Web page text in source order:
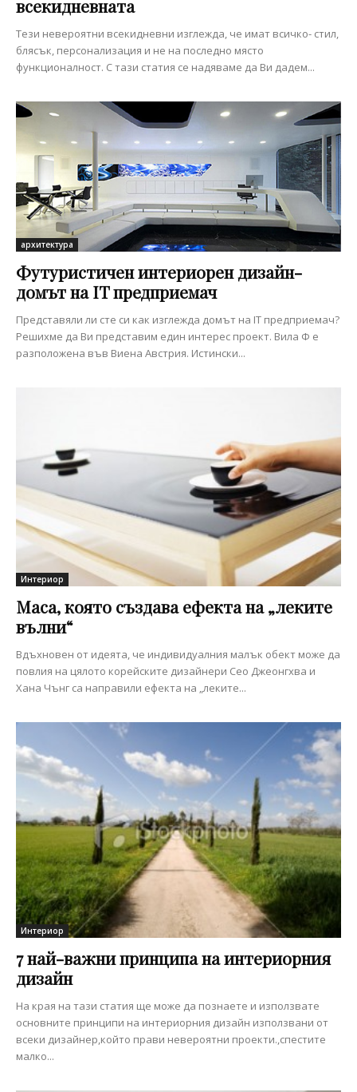
всекидневната
Тези невероятни всекидневни изглежда, че имат всичко- стил,
блясък, персонализация и не на последно място
функционалност. С тази статия се надяваме да Ви дадем...
архитектура
Футуристичен интериорен дизайн-
домът на IT предприемач
Представяли ли сте си как изглежда домът на IT предприемач?
Решихме да Ви представим един интерес проект. Вила Ф е
разположена във Виена Австрия. Истински...
Интериор
Маса, която създава ефекта на „леките
вълни“
Вдъхновен от идеята, че индивидуалния малък обект може да
повлия на цялото корейските дизайнери Сео Джеонгхва и
Хана Чънг са направили ефекта на „леките...
Интериор
7 най-важни принципа на интериорния
дизайн
На края на тази статия ще може да познаете и използвате
основните принципи на интериорния дизайн използвани от
всеки дизайнер,който прави невероятни проекти.,спестите
малко...